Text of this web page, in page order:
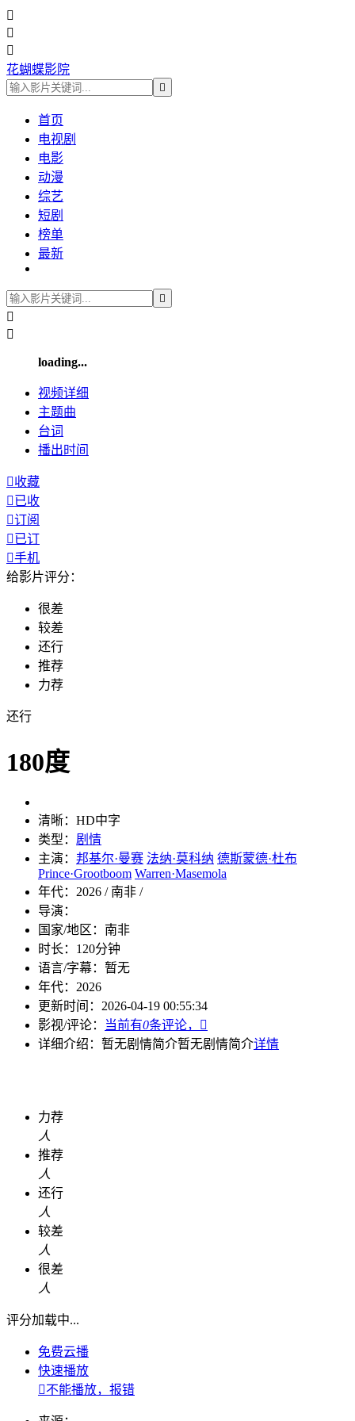



花蝴蝶影院

首页
电视剧
电影
动漫
综艺
短剧
榜单
最新



loading...
视频详细
主题曲
台词
播出时间
收藏
已收
订阅
已订
手机
给影片评分：
很差
较差
还行
推荐
力荐
还行
180度
清晰： HD中字
类型： 剧情
主演： 邦基尔·曼赛 法纳·莫科纳 德斯蒙德·杜布
Prince·Grootboom Warren·Masemola
年代： 2026 / 南非 /
导演：
国家/地区： 南非
时长： 120分钟
语言/字幕： 暂无
年代： 2026
更新时间： 2026-04-19 00:55:34
影视/评论：
当前有0条评论，

详细介绍： 暂无剧情简介暂无剧情简介详情
力荐
人
推荐
人
还行
人
较差
人
很差
人
评分加载中...
免费云播
快速播放
不能播放，报错